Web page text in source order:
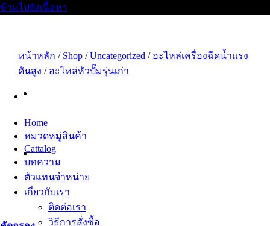
ข้ามไปยังเนื้อหา
Home
หมวดหมู่สินค้า
Cattalog
บทความ
ตัวแทนจำหน่าย
เกี่ยวกับเรา
ติดต่อเรา
วิธีการสั่งซื้อ
หน้าหลัก / Shop / Uncategorized / อะไหล่เครื่องฉีดน้ำแรง
ดันสูง / อะไหล่หัวปั๊มรุ่นเก่า